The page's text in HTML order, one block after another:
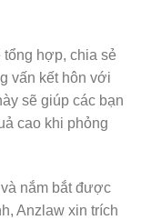
tổng hợp, chia sẻ
vấn kết hôn với
sẽ giúp các bạn
cao khi phỏng
nắm bắt được
Anzlaw xin trích